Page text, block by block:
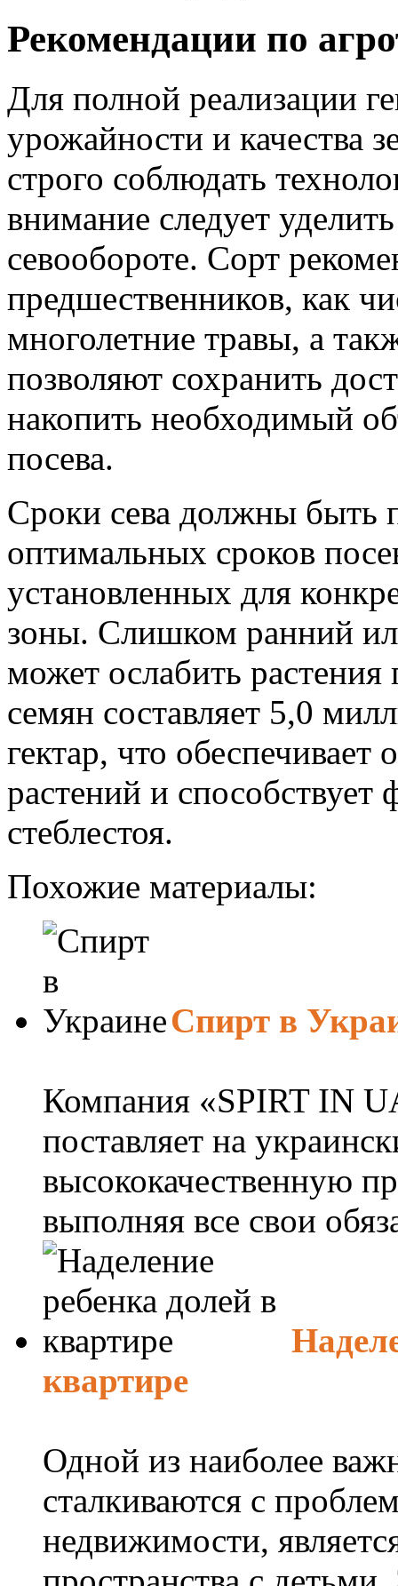
Рекомендации по
Для полной реализации
урожайности и качества
строго соблюдать
внимание следует
севообороте. Сорт
предшественников, как
многолетние травы, а
позволяют сохранить
накопить необходимый
посева.
Сроки сева должны быть
оптимальных сроков
установленных для
зоны. Слишком ранний
может ослабить
семян составляет 5,0
гектар, что
растений и
стеблестоя.
Похожие материалы:
Спирт в
Компания «SPIRT IN
поставляет на
высококачественную
выполняя все свои
квартире
Одной из наиболее
сталкиваются с
недвижимости,